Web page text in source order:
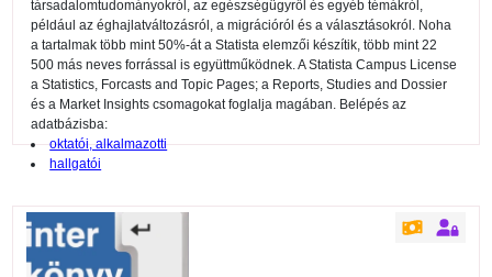
társadalomtudományokról, az egészségügyről és egyéb témákról,
például az éghajlatváltozásról, a migrációról és a választásokról. Noha
a tartalmak több mint 50%-át a Statista elemzői készítik, több mint 22
500 más neves forrással is együttműködnek. A Statista Campus License
a Statistics, Forcasts and Topic Pages; a Reports, Studies and Dossier
és a Market Insights csomagokat foglalja magában. Belépés az
adatbázisba:
oktatói, alkalmazotti
hallgatói